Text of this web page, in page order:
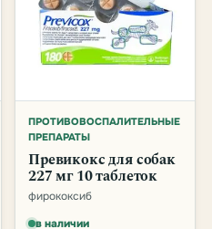
ПРОТИВОВОСПАЛИТЕЛЬНЫЕ
ПРЕПАРАТЫ
Превикокс для собак
227 мг 10 таблеток
фирококсиб
в наличии